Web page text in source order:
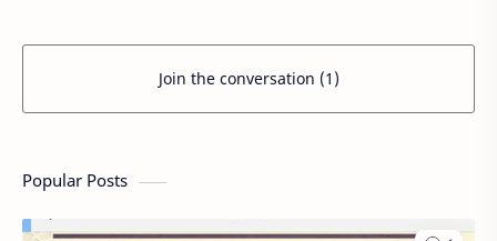
Join the conversation (1)
Popular Posts